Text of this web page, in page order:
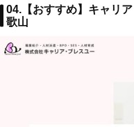
04.【おすすめ】キャリ
歌山